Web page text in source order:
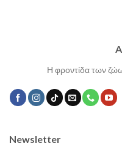
Η φροντίδα των
Newsletter